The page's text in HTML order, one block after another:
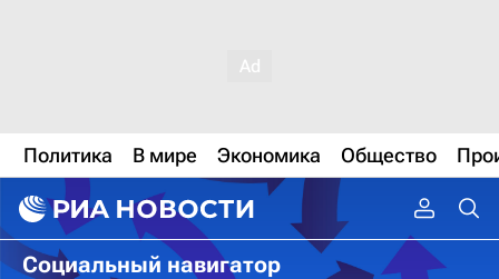
Политика В мире Экономика Общество
Социальный навигатор